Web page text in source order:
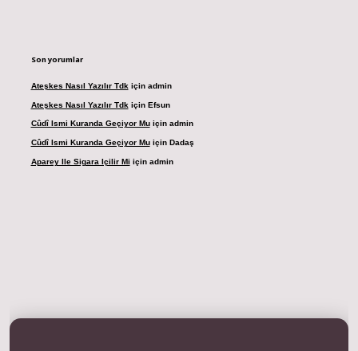
Son yorumlar
Ateşkes Nasıl Yazılır Tdk için admin
Ateşkes Nasıl Yazılır Tdk için Efsun
Cûdî Ismi Kuranda Geçiyor Muiçin admin
Cûdî Ismi Kuranda Geçiyor Muiçin Dadaş
Aparey Ile Sigara Içilir Mi için admin